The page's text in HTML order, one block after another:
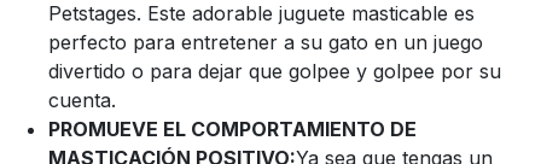
Petstages. Este adorable juguete masticable es
perfecto para entretener a su gato en un juego
divertido o para dejar que golpee y golpee por su
cuenta.
PROMUEVE EL COMPORTAMIENTO DE
MASTICACIÓN POSITIVO:Ya sea que tengas un